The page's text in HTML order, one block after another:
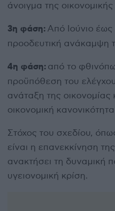
άνοιγμα της
3η φάση: Από Ιούνιο
προοδευτική ανάκαμψη
4η φάση: από το
προϋπόθεση του
ανάταξη της οικονομίας
οικονομική κανονικότητα
Στόχος του σχεδίου,
είναι η επανεκκίνηση
ανακτήσει τη δυναμική
υγειονομική κρίση.